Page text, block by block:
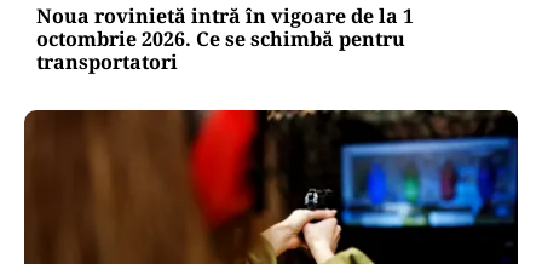
Noua rovinietă intră în vigoare de la 1
octombrie 2026. Ce se schimbă pentru
transportatori